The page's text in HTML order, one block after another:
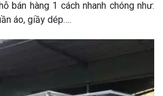
bán hàng 1 cách nhanh chóng như:
áo, giầy dép….